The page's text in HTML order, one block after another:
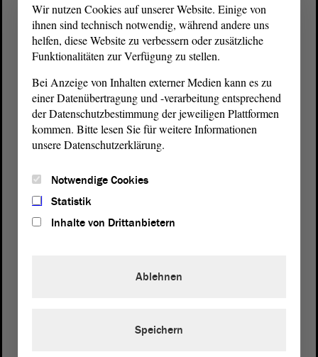
Postanschrift
Wir nutzen Cookies auf unserer Website. Einige von
ihnen sind technisch notwendig, während andere uns
helfen, diese Website zu verbessern oder zusätzliche
Funktionalitäten zur Verfügung zu stellen.
Bei Anzeige von Inhalten externer Medien kann es zu
einer Datenübertragung und -verarbeitung entsprechend
der Datenschutzbestimmung der jeweiligen Plattformen
kommen. Bitte lesen Sie für weitere Informationen
unsere Datenschutzerklärung.
Notwendige Cookies
Statistik
Inhalte von Drittanbietern
Ablehnen
Speichern